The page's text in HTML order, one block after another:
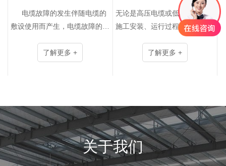
电缆故障的发生伴随电缆的
敷设使用而产生，电缆故障的定
位难度在逐步加大。其中桥架，
了解更多 +
无论是高压电缆或低压电缆，在
施工安装、运行过程中经常因短
力作用等原因造成故障。电缆故
了解更多 +
关于我们